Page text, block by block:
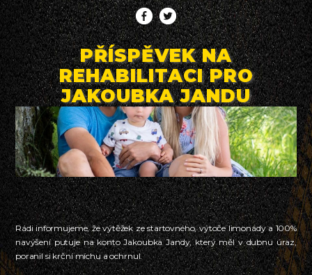
PŘÍSPĚVEK NA
REHABILITACI PRO
JAKOUBKA JANDU
Rádi informujeme, že výtěžek ze startovného, výtoče limonády a 100%
navýšení putuje na konto Jakoubka Jandy, který měl v dubnu úraz,
poranil si krční míchu a ochrnul.